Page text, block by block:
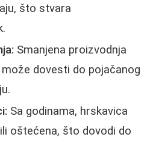
što stvara
Smanjena proizvodnja
dovesti do pojačanog
Sa godinama, hrskavica
oštećena, što dovodi do